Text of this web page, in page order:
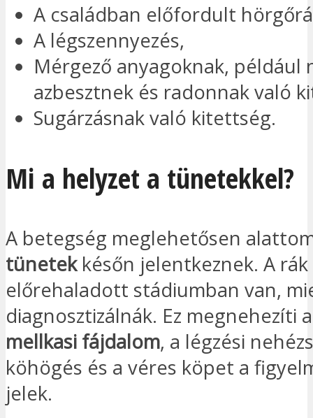
A családban előfordult
A légszennyezés,
Mérgező anyagoknak, például
azbesztnek és radonnak való
Sugárzásnak való kitettség.
Mi a helyzet a tünetekkel?
A betegség meglehetősen
tünetekkésőn jelentkeznek. A
előrehaladott stádiumban van,
diagnosztizálnák. Ez megnehezíti
mellkasi fájdalom, a légzési
köhögés és a véres köpet a
jelek.